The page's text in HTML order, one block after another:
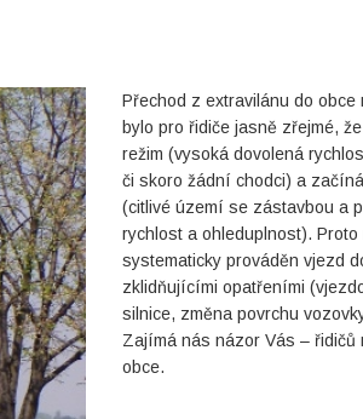
Přechod z extravilánu do
bylo pro řidiče jasně zřejmé,
režim (vysoká dovolená
či skoro žádní chodci) a
(citlivé území se zástavbou a
rychlost a ohleduplnost).
systematicky prováděn vjezd
zklidňujícími opatřeními
silnice, změna povrchu
Zajímá nás názor Vás – řidičů
obce.